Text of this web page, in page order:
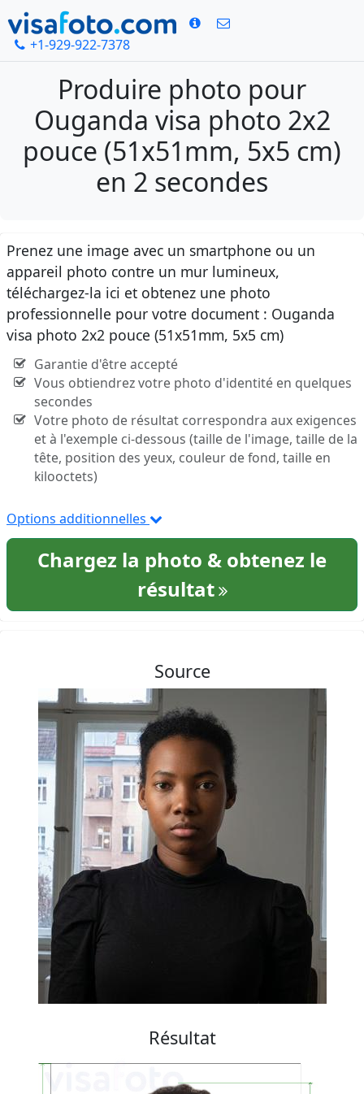
+1-929-922-7378
Produire photo pour
Ouganda visa photo 2x2
pouce (51x51mm, 5x5 cm)
en 2 secondes
Prenez une image avec un smartphone ou un
appareil photo contre un mur lumineux,
téléchargez-la ici et obtenez une photo
professionnelle pour votre document : Ouganda
visa photo 2x2 pouce (51x51mm, 5x5 cm)
Garantie d'être accepté
Vous obtiendrez votre photo d'identité en quelques
secondes
Votre photo de résultat correspondra aux exigences
et à l'exemple ci-dessous (taille de l'image, taille de la
tête, position des yeux, couleur de fond, taille en
kilooctets)
Options additionnelles
Chargez la photo & obtenez le
résultat
Source
Résultat